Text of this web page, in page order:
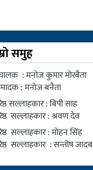
समुह
: मनोज कुमार मोरबैता
: मनोज बनैता
सल्लाहकार : बिपी साह
सल्लाहकार : श्रवण देव
सल्लाहकार : मोहन सिंह
सल्लाहकार : सन्तोष जादब